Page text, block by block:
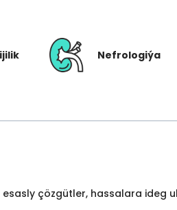
Nefrologiýa
çözgütler, hassalara